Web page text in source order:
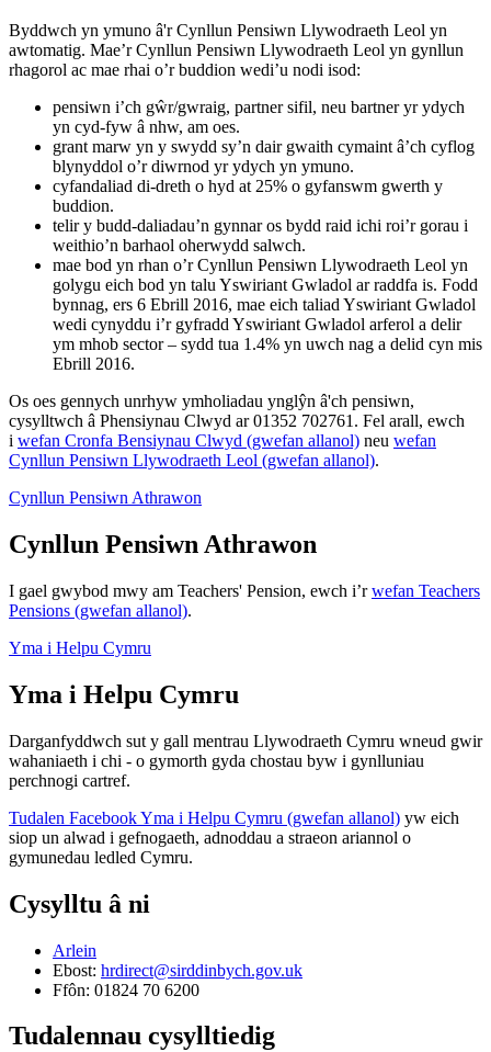
Byddwch yn ymuno â'r Cynllun Pensiwn Llywodraeth Leol yn
awtomatig. Mae’r Cynllun Pensiwn Llywodraeth Leol yn gynllun
rhagorol ac mae rhai o’r buddion wedi’u nodi isod:
pensiwn i’ch gŵr/gwraig, partner sifil, neu bartner yr ydych
yn cyd-fyw â nhw, am oes.
grant marw yn y swydd sy’n dair gwaith cymaint â’ch cyflog
blynyddol o’r diwrnod yr ydych yn ymuno.
cyfandaliad di-dreth o hyd at 25% o gyfanswm gwerth y
buddion.
telir y budd-daliadau’n gynnar os bydd raid ichi roi’r gorau i
weithio’n barhaol oherwydd salwch.
mae bod yn rhan o’r Cynllun Pensiwn Llywodraeth Leol yn
golygu eich bod yn talu Yswiriant Gwladol ar raddfa is. Fodd
bynnag, ers 6 Ebrill 2016, mae eich taliad Yswiriant Gwladol
wedi cynyddu i’r gyfradd Yswiriant Gwladol arferol a delir
ym mhob sector – sydd tua 1.4% yn uwch nag a delid cyn mis
Ebrill 2016.
Os oes gennych unrhyw ymholiadau ynglŷn â'ch pensiwn,
cysylltwch â Phensiynau Clwyd ar 01352 702761. Fel arall, ewch
i wefan Cronfa Bensiynau Clwyd (gwefan allanol) neu wefan
Cynllun Pensiwn Llywodraeth Leol (gwefan allanol).
Cynllun Pensiwn Athrawon
Cynllun Pensiwn Athrawon
I gael gwybod mwy am Teachers' Pension, ewch i’rwefan Teachers
Pensions (gwefan allanol).
Yma i Helpu Cymru
Yma i Helpu Cymru
Darganfyddwch sut y gall mentrau Llywodraeth Cymru wneud gwir
wahaniaeth i chi - o gymorth gyda chostau byw i gynlluniau
perchnogi cartref.
Tudalen Facebook Yma i Helpu Cymru (gwefan allanol) yw eich
siop un alwad i gefnogaeth, adnoddau a straeon ariannol o
gymunedau ledled Cymru.
Cysylltu â ni
Arlein
Ebost: hrdirect@sirddinbych.gov.uk
Ffôn: 01824 70 6200
Tudalennau cysylltiedig